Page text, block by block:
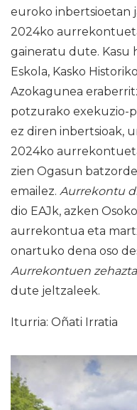
euroko inbertsioetan
2024ko
gaineratu dute. Kasu
Eskola, Kasko
Azokagunea
potzurako exekuzio-
ez diren inbertsioak,
2024ko
zien Ogasun
emailez. Aurrekontu
dio EAJk, azken
aurrekontua eta
onartuko dena oso
Aurrekontuen
dute jeltzaleek.
Iturria: Oñati Irratia